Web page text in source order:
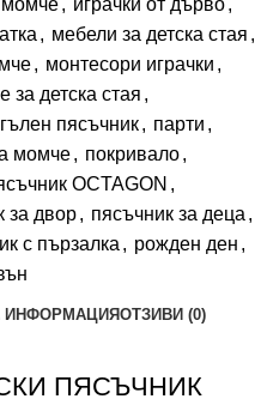
момче, играчки от дърво,
, мебели за детска стая ,
, монтесори играчки ,
за детска стая ,
пясъчник, парти ,
момче, покривало,
OCTAGON ,
за двор, пясъчник за деца ,
с пързалка , рожден ден ,
ИНФОРМАЦИЯОТЗИВИ (0)
ПЯСЪЧНИК